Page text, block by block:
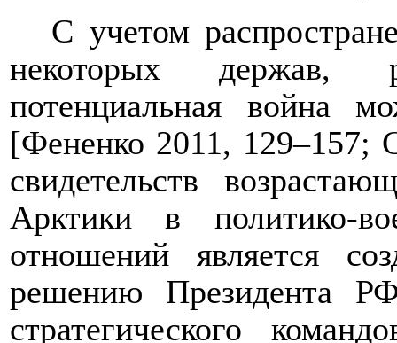
С учетом
некоторых держав,
потенциальная война
[Фененко 2011, 129–157;
свидетельств
Арктики в политико-
отношений является
решению Президента
стратегического